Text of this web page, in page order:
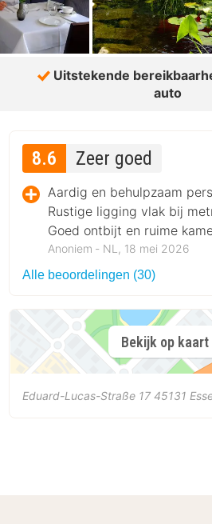
Uitstekende
auto
8.6 Zeer goed
Aardig en behulpzaam
Rustige ligging vlak bij
Goed ontbijt en ruime
een goede aanbieding!!
Anoniem ‐ NL, 18 mei 2026
Alle beoordelingen (30)
Bekijk op kaart
Eduard-Lucas-Straße 17 45131